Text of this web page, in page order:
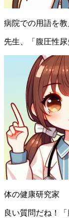
病院での用語を教
先生、「腹圧性
体の健康研究家
良い質問だね！